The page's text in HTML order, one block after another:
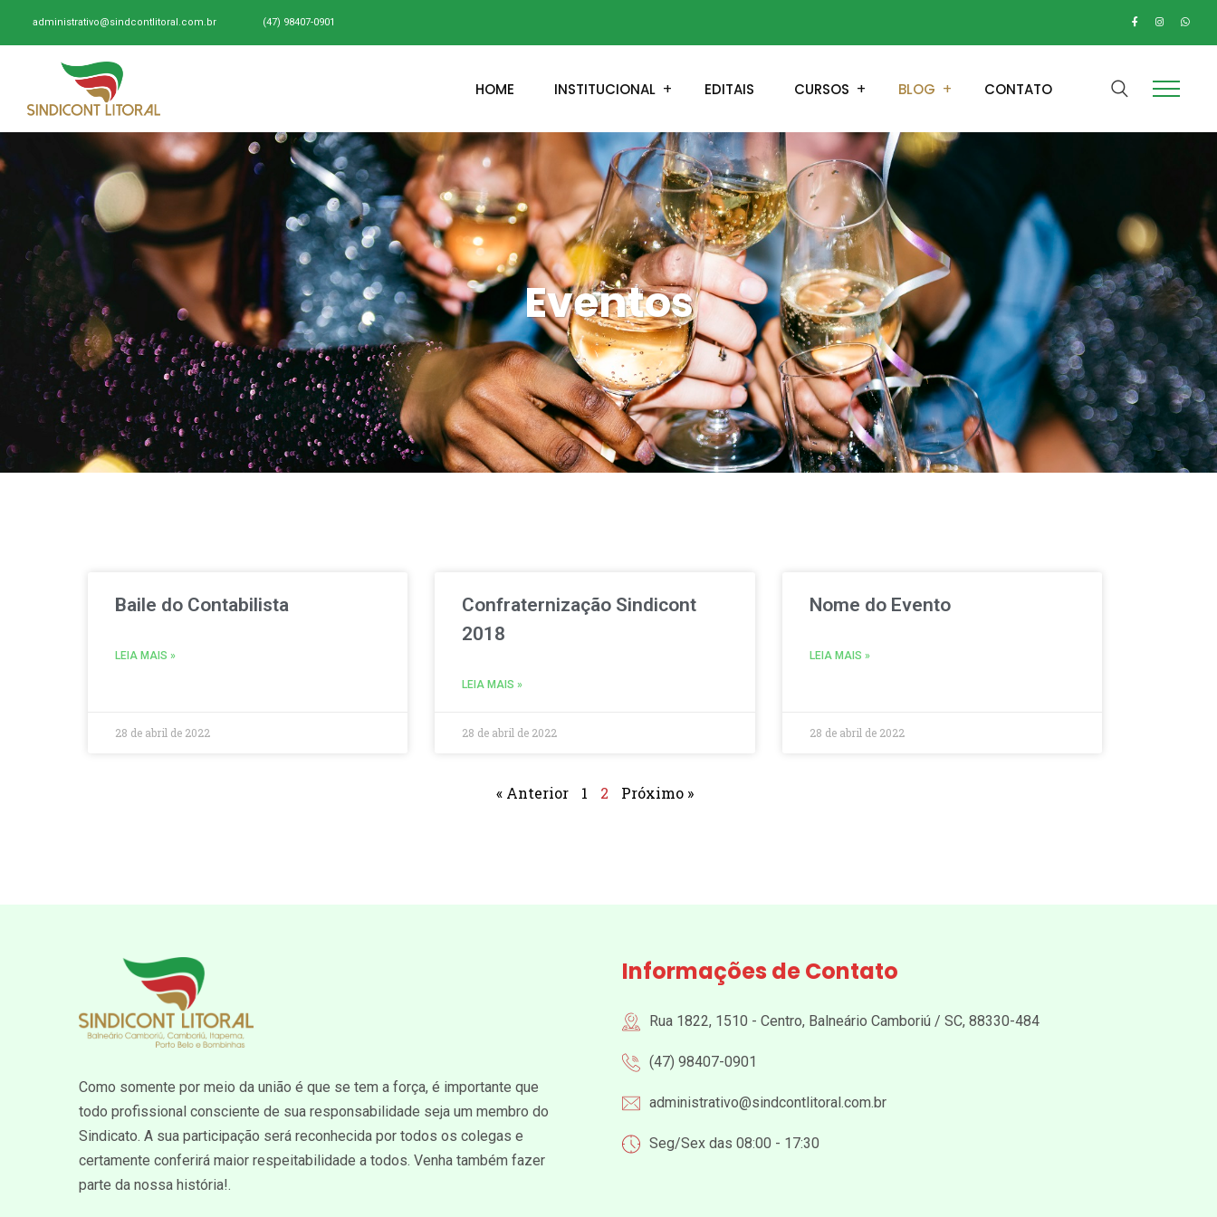
administrativo@sindcontlitoral.com.br (47) 98407-0901
HOME INSTITUCIONAL EDITAIS CURSOS BLOG CONTATO
Eventos
Baile do Contabilista
LEIA MAIS »
28 de abril de 2022
Confraternização Sindicont
2018
LEIA MAIS »
28 de abril de 2022
Nome do Evento
LEIA MAIS »
28 de abril de 2022
« Anterior 1 2 Próximo »
Como somente por meio da união é que se tem a força, é importante que
todo profissional consciente de sua responsabilidade seja um membro do
Sindicato. A sua participação será reconhecida por todos os colegas e
certamente conferirá maior respeitabilidade a todos. Venha também fazer
parte da nossa história!.
Informações de Contato
Rua 1822, 1510 - Centro, Balneário Camboriú / SC, 88330-484
(47) 98407-0901
administrativo@sindcontlitoral.com.br
Seg/Sex das 08:00 - 17:30